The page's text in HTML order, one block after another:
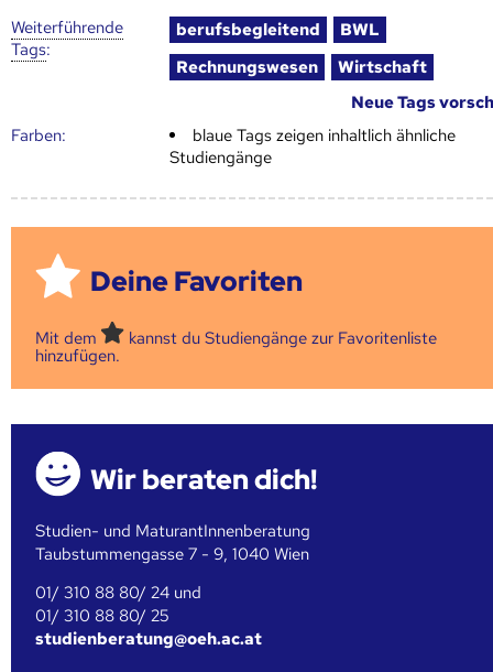
Weiter­führende
Tags:
berufsbegleitend
BWL
Rechnungswesen
Wirtschaft
Neue Tags
Farben:
blaue Tags zeigen inhaltlich ähnliche
Studiengänge
Deine Favoriten
Mit dem
kannst du Studiengänge zur Favoritenliste
hinzufügen.
Wir beraten dich!
Studien- und MaturantInnenberatung
Taubstummengasse 7 - 9, 1040 Wien
01/ 310 88 80/ 24 und
01/ 310 88 80/ 25
studienberatung@oeh.ac.at